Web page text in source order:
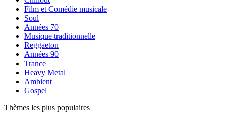
Film et Comédie musicale
Soul
Années 70
Musique traditionnelle
Reggaeton
Années 90
Trance
Heavy Metal
Ambient
Gospel
Thèmes les plus populaires